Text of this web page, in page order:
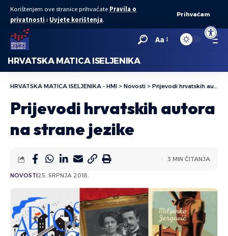
Korištenjem ove stranice prihvaćate Pravila o
privatnosti i Uvjete korištenja.
Prihvaćam
Aa
HRVATSKA MATICA ISELJENIKA
HRVATSKA MATICA ISELJENIKA - HMI > Novosti > Prijevodi hrvatskih autora na strane jezike
Prijevodi hrvatskih autora
na strane jezike
NOVOSTI25. SRPNJA 2018.
3 MIN ČITANJA
Open